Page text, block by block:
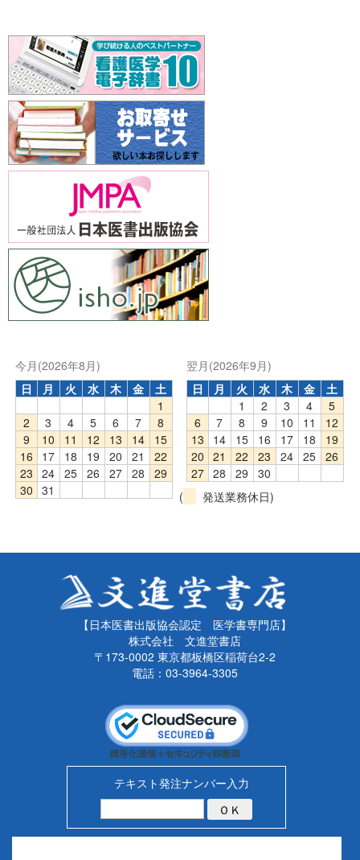
今月(2026年8月)
日
月 火 水 木 金
土
1
2
3 4 5 6 7
8
9
10 11 12 13 14
15
16
17 18 19 20 21
22
23
24 25 26 27 28
29
30
31
翌月(2026年9月)
日
月 火 水 木 金
土
1
2 3 4
5
6
7 8 9 10 11
12
13
14 15 16 17 18
19
20
21 22 23 24 25
26
27 28 29
30
(
発送業務休日)
【日本医書出版協会認定 医学書専門店】
株式会社 文進堂書店
〒173-0002 東京都板橋区稲荷台2-2
電話：03-3964-3305
テキスト発注ナンバー入力